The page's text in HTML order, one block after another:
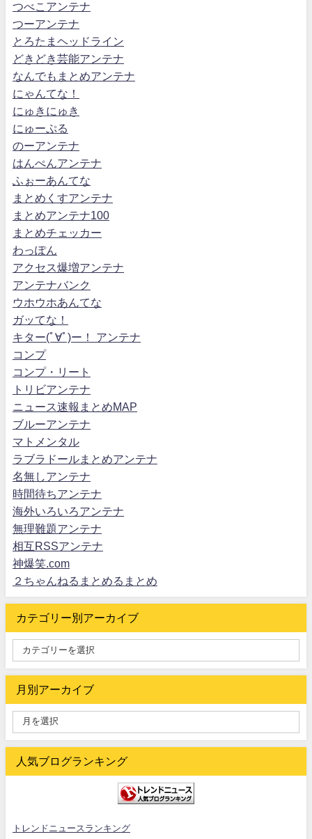
つべこアンテナ
つーアンテナ
とろたまヘッドライン
どきどき芸能アンテナ
なんでもまとめアンテナ
にゃんてな！
にゅきにゅき
にゅーぷる
のーアンテナ
はんぺんアンテナ
ふぉーあんてな
まとめくすアンテナ
まとめアンテナ100
まとめチェッカー
わっぽん
アクセス爆増アンテナ
アンテナバンク
ウホウホあんてな
ガッてな！
キター(ﾟ∀ﾟ)ー！ アンテナ
コンプ
コンプ・リート
トリビアンテナ
ニュース速報まとめMAP
ブルーアンテナ
マトメンタル
ラブラドールまとめアンテナ
名無しアンテナ
時間待ちアンテナ
海外いろいろアンテナ
無理難題アンテナ
相互RSSアンテナ
神爆笑.com
２ちゃんねるまとめるまとめ
カテゴリー別アーカイブ
月別アーカイブ
人気ブログランキング
トレンドニュースランキング